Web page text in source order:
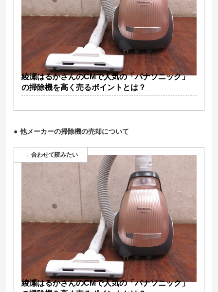
綾瀬はるかさんのCMで人気の「パナソニック」
の掃除機を高く売るポイントとは？
他メーカーの掃除機の売却について
綾瀬はるかさんのCMで人気の「パナソニック」